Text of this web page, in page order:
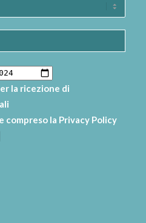
la ricezione di
compreso la Privacy Policy